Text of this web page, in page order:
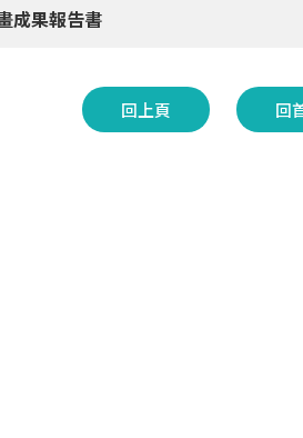
成果報告書
回上頁 回